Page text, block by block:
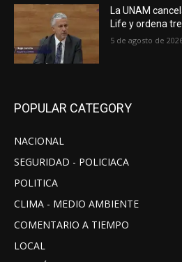
La UNAM
Life y ordena
5 de agosto de
POPULAR CATEGORY
NACIONAL
SEGURIDAD - POLICIACA
POLITICA
CLIMA - MEDIO AMBIENTE
COMENTARIO A TIEMPO
LOCAL